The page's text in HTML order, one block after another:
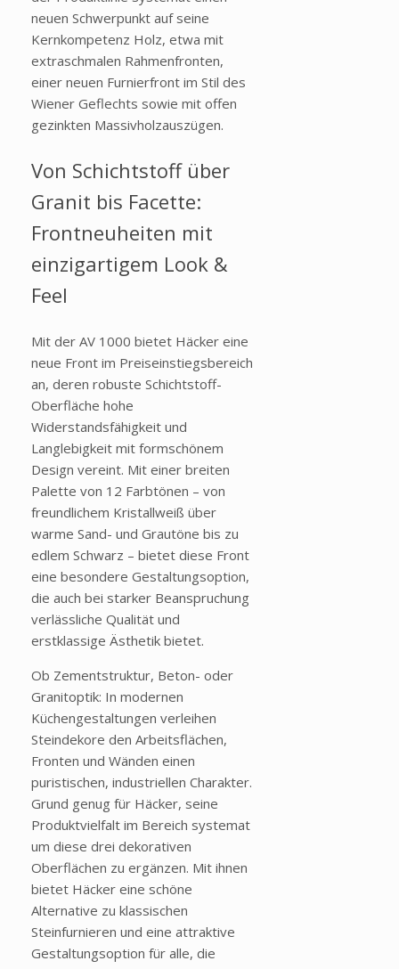
neuen Schwerpunkt auf seine
Kernkompetenz Holz, etwa mit
extraschmalen Rahmenfronten,
einer neuen Furnierfront im Stil des
Wiener Geflechts sowie mit offen
gezinkten Massivholzauszügen.
Von Schichtstoff über
Granit bis Facette:
Frontneuheiten mit
einzigartigem Look &
Feel
Mit der AV 1000 bietet Häcker eine
neue Front im Preiseinstiegsbereich
an, deren robuste Schichtstoff-
Oberfläche hohe
Widerstandsfähigkeit und
Langlebigkeit mit formschönem
Design vereint. Mit einer breiten
Palette von 12 Farbtönen – von
freundlichem Kristallweiß über
warme Sand- und Grautöne bis zu
edlem Schwarz – bietet diese Front
eine besondere Gestaltungsoption,
die auch bei starker Beanspruchung
verlässliche Qualität und
erstklassige Ästhetik bietet.
Ob Zementstruktur, Beton- oder
Granitoptik: In modernen
Küchengestaltungen verleihen
Steindekore den Arbeitsflächen,
Fronten und Wänden einen
puristischen, industriellen Charakter.
Grund genug für Häcker, seine
Produktvielfalt im Bereich systemat
um diese drei dekorativen
Oberflächen zu ergänzen. Mit ihnen
bietet Häcker eine schöne
Alternative zu klassischen
Steinfurnieren und eine attraktive
Gestaltungsoption für alle, die